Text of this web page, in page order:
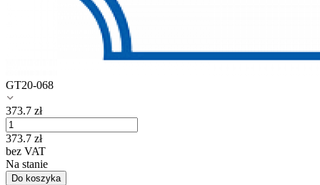
GT20-068
373.7 zł
373.7 zł
bez VAT
Na stanie
Do koszyka